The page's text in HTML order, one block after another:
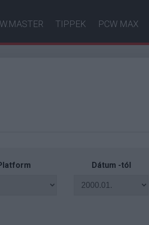
TIPPEK PCW MAX
Dátum -tól